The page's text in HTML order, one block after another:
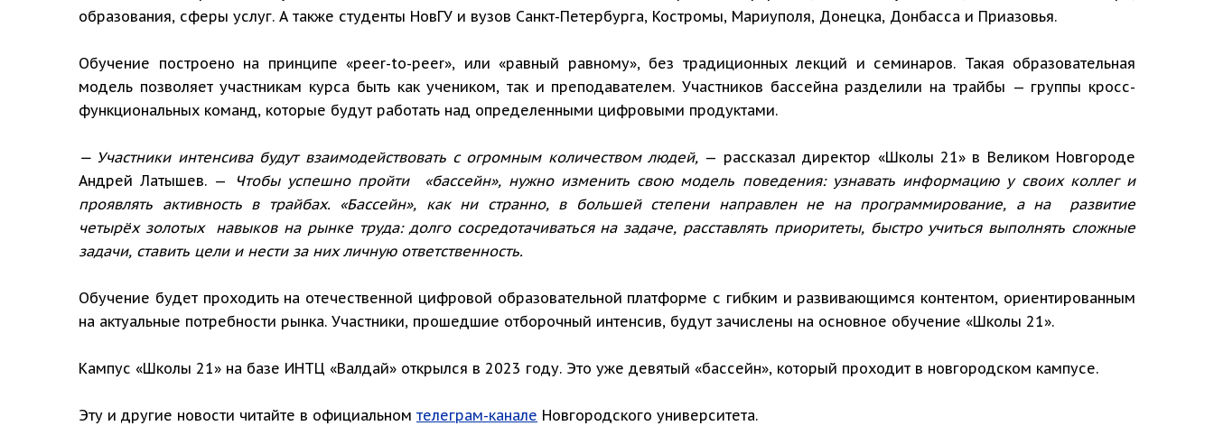
образования, сферы услуг. А также студенты НовГУ и вузов Санкт-Петербурга, Костромы, Мариуполя, Донецка, Донбасса и Приазовья.
Обучение построено на принципе «peer-to-peer», или «равный равному», без традиционных лекций и семинаров. Такая образовательная
модель позволяет участникам курса быть как учеником, так и преподавателем. Участников бассейна разделили на трайбы — группы кросс-
функциональных команд, которые будут работать над определенными цифровыми продуктами.
— Участники интенсива будут взаимодействовать с огромным количеством людей, — рассказал директор «Школы 21» в Великом Новгороде
Андрей Латышев. —
Чтобы успешно пройти «бассейн», нужно изменить свою модель поведения: узнавать информацию у своих коллег и
проявлять активность в трайбах. «Бассейн», как ни странно, в большей степени направлен не на программирование, а на развитие
четырёх золотых навыков на рынке труда: долго сосредотачиваться на задаче, расставлять приоритеты, быстро учиться выполнять сложные
задачи, ставить цели и нести за них личную ответственность.
Обучение будет проходить на отечественной цифровой образовательной платформе с гибким и развивающимся контентом, ориентированным
на актуальные потребности рынка. Участники, прошедшие отборочный интенсив, будут зачислены на основное обучение «Школы 21».
Кампус «Школы 21» на базе ИНТЦ «Валдай» открылся в 2023 году. Это уже девятый «бассейн», который проходит в новгородском кампусе.
Эту и другие новости читайте в официальном телеграм-канале Новгородского университета.